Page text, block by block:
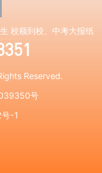
校额到校、中考大报纸
Reserved.
号
-1